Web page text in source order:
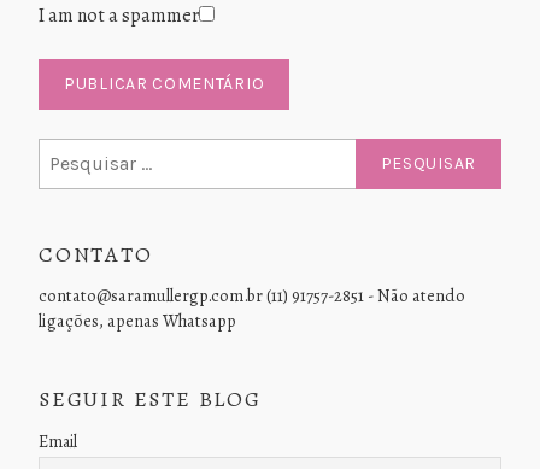
I am not a spammer
por:
CONTATO
contato@saramullergp.com.br (11) 91757-2851 - Não atendo
ligações, apenas Whatsapp
SEGUIR ESTE BLOG
Email